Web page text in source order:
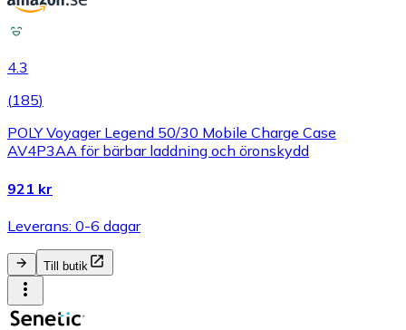
4.3
(185)
POLY Voyager Legend 50/30 Mobile Charge Case
AV4P3AA för bärbar laddning och öronskydd
921 kr
Leverans: 0-6 dagar
Till butik